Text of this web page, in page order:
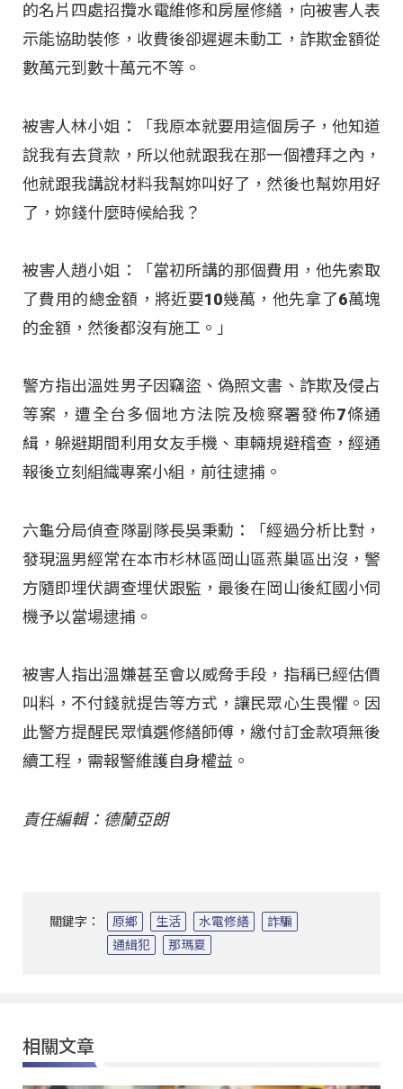
的名片四處招攬水電維修和房屋修繕，向被害人表
示能協助裝修，收費後卻遲遲未動工，詐欺金額從
數萬元到數十萬元不等。
被害人林小姐：「我原本就要用這個房子，他知道
說我有去貸款，所以他就跟我在那一個禮拜之內，
他就跟我講說材料我幫妳叫好了，然後也幫妳用好
了，妳錢什麼時候給我？
被害人趙小姐：「當初所講的那個費用，他先索取
了費用的總金額，將近要10幾萬，他先拿了6萬塊
的金額，然後都沒有施工。」
警方指出溫姓男子因竊盜、偽照文書、詐欺及侵占
等案，遭全台多個地方法院及檢察署發佈7條通
緝，躲避期間利用女友手機、車輛規避稽查，經通
報後立刻組織專案小組，前往逮捕。
六龜分局偵查隊副隊長吳秉勳：「經過分析比對，
發現溫男經常在本市杉林區岡山區燕巢區出沒，警
方隨即埋伏調查埋伏跟監，最後在岡山後紅國小伺
機予以當場逮捕。
被害人指出溫嫌甚至會以威脅手段，指稱已經估價
叫料，不付錢就提告等方式，讓民眾心生畏懼。因
此警方提醒民眾慎選修繕師傅，繳付訂金款項無後
續工程，需報警維護自身權益。
責任編輯：德蘭亞朗
關鍵字： 原鄉 生活 水電修繕
詐騙
通緝犯
那瑪夏
相關文章